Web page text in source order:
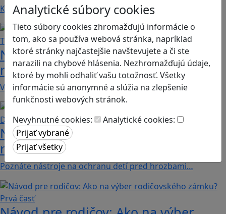
Analytické súbory cookies
Tieto súbory cookies zhromažďujú informácie o
tom, ako sa používa webová stránka, napríklad
ktoré stránky najčastejšie navštevujete a či ste
narazili na chybové hlásenia. Nezhromažďujú údaje,
ktoré by mohli odhaliť vašu totožnosť. Všetky
informácie sú anonymné a slúžia na zlepšenie
funkčnosti webových stránok.
Nevyhnutné cookies:
Analytické cookies:
Kvalitné aplikácie, ktoré ponúkajú bezpečné…
Návod pre rodičov: Ako na výber
rodičovského zámku? Tretia časť
V obchode Play je možné nájsť veľké množstvo…
Návod pre rodičov: Ako na výber
rodičovského zámku? Druhá časť
Poznáte nástroje na ochranu detí pred hrozbami…